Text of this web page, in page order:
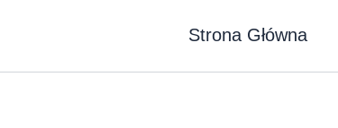
Strona Główna
DEPILACJA
LASEROWA